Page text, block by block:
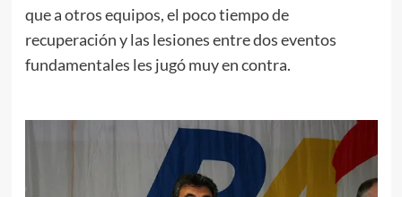
que a otros equipos, el poco tiempo de
recuperación y las lesiones entre dos eventos
fundamentales les jugó muy en contra.